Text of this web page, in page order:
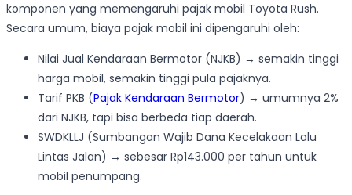
komponen yang memengaruhi pajak mobil Toyota Rush.
Secara umum, biaya pajak mobil ini dipengaruhi oleh:
Nilai Jual Kendaraan Bermotor (NJKB) → semakin tinggi
harga mobil, semakin tinggi pula pajaknya.
Tarif PKB (Pajak Kendaraan Bermotor) → umumnya 2%
dari NJKB, tapi bisa berbeda tiap daerah.
SWDKLLJ (Sumbangan Wajib Dana Kecelakaan Lalu
Lintas Jalan) → sebesar Rp143.000 per tahun untuk
mobil penumpang.